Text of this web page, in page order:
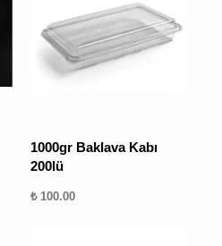
1000gr Baklava Kabı
200lü
₺ 100.00